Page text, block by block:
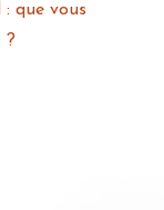
: que vous
?